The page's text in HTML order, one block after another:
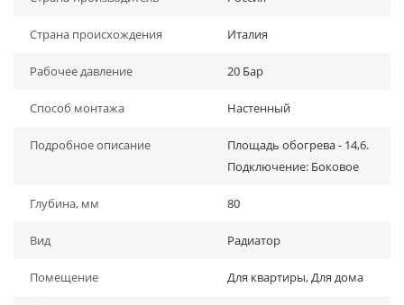
Страна происхождения Италия
Рабочее давление 20 Бар
Способ монтажа Настенный
Подробное описание
Площадь обогрева - 14,6.
Подключение: Боковое
Глубина, мм 80
Вид Радиатор
Помещение Для квартиры, Для дома